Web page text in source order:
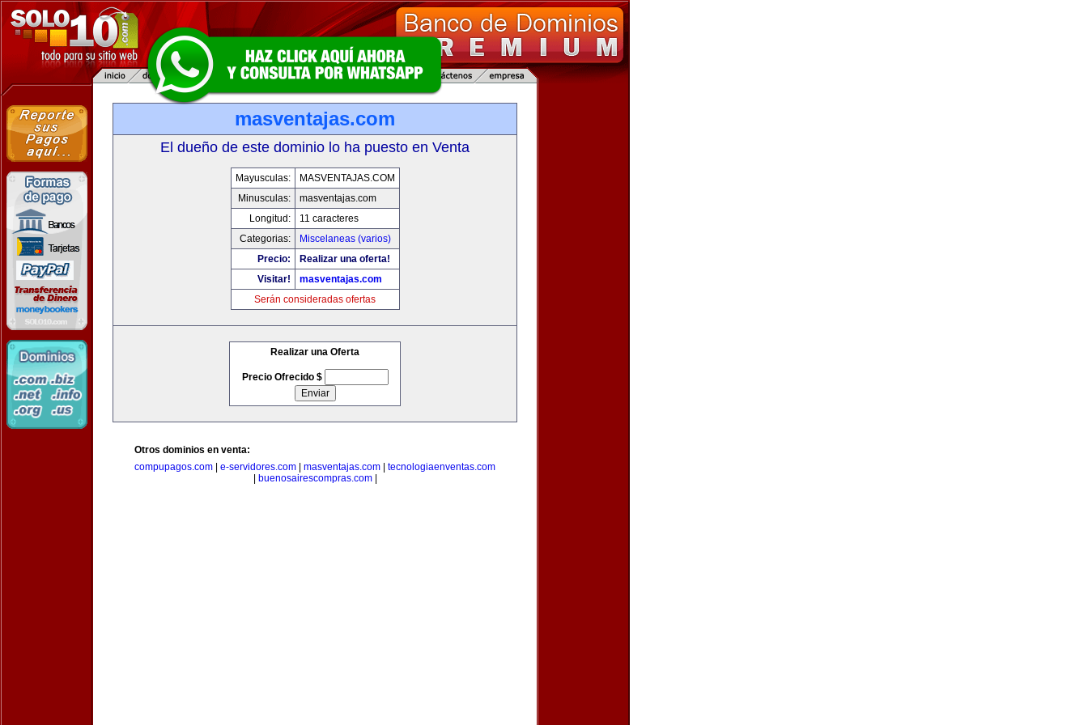
masventajas.com
El dueño de este dominio lo ha puesto en Venta
Mayusculas:
MASVENTAJAS.COM
Minusculas:
masventajas.com
Longitud:
11 caracteres
Categorias:
Miscelaneas (varios)
Precio:
Realizar una oferta!
Visitar!
masventajas.com
Serán consideradas ofertas
Realizar una Oferta
Precio Ofrecido $
Otros dominios en venta:
compupagos.com
e-servidores.com masventajas.com
tecnologiaenventas.com
buenosairescompras.com|